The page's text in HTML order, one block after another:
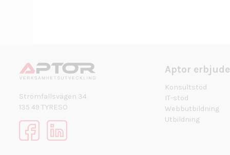
Strömfallsvägen 34
135 49 TYRESÖ
Aptor
Konsultstöd
IT-stöd
Webbutbildning
Utbildning